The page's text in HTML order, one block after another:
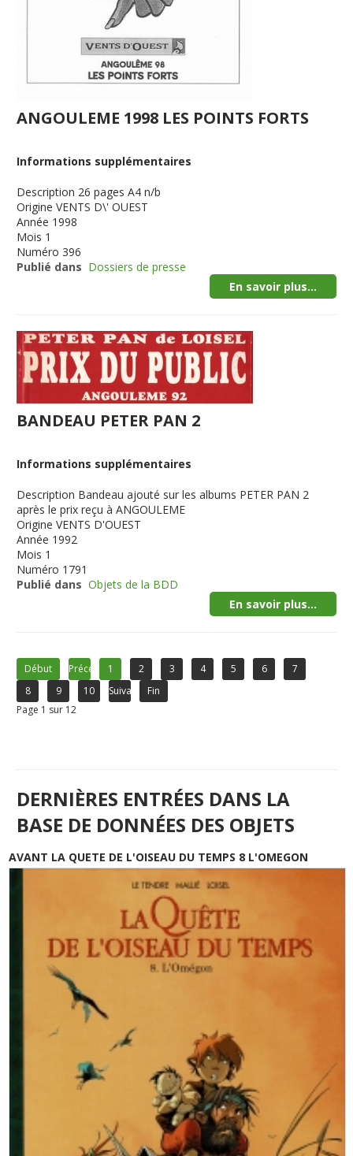
ANGOULEME 1998 LES POINTS FORTS
Informations supplémentaires
Description 26 pages A4 n/b
Origine VENTS D\' OUEST
Année 1998
Mois 1
Numéro 396
Publié dans Dossiers de presse
En savoir plus...
BANDEAU PETER PAN 2
Informations supplémentaires
Description Bandeau ajouté sur les albums PETER PAN 2
après le prix reçu à ANGOULEME
Origine VENTS D'OUEST
Année 1992
Mois 1
Numéro 1791
Publié dans Objets de la BDD
En savoir plus...
Début Précédent1 2 3 4 5 6
7
8
9 10 Suivant
Fin
Page 1 sur 12
DERNIÈRES ENTRÉES DANS LA
BASE DE DONNÉES DES OBJETS
AVANT LA QUETE DE L'OISEAU DU TEMPS 8 L'OMEGON